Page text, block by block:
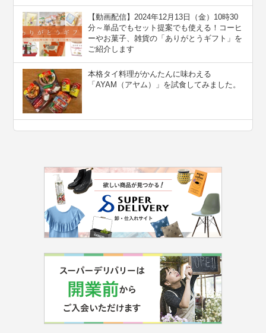
【動画配信】2024年12月13日（金）10時30
分～単品でもセット提案でも使える！コーヒ
ーやお菓子、雑貨の「ありがとうギフト」を
ご紹介します
本格タイ料理がかんたんに味わえる
「AYAM（アヤム）」を試食してみました。